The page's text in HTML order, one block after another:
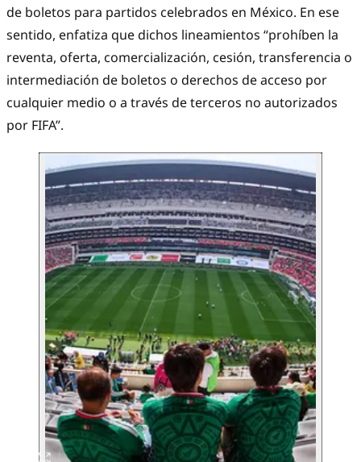
de boletos para partidos celebrados en México. En ese
sentido, enfatiza que dichos lineamientos “prohíben la
reventa, oferta, comercialización, cesión, transferencia o
intermediación de boletos o derechos de acceso por
cualquier medio o a través de terceros no autorizados
por FIFA”.